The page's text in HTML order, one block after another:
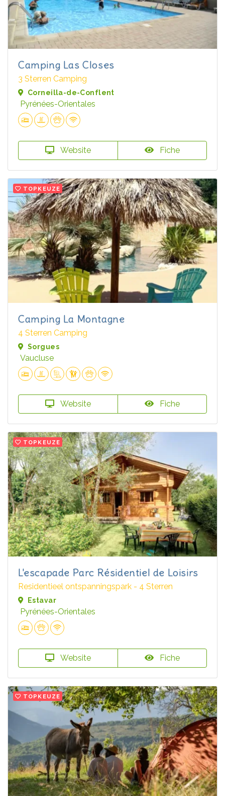
Camping Las Closes
3 Sterren Camping
Corneilla-de-Conflent
Pyrénées-Orientales
Website Fiche
TOPKEUZE
Camping La Montagne
4 Sterren Camping
Sorgues
Vaucluse
Website Fiche
TOPKEUZE
L'escapade Parc Résidentiel de Loisirs
Residentieel ontspanningspark - 4 Sterren
Estavar
Pyrénées-Orientales
Website Fiche
TOPKEUZE